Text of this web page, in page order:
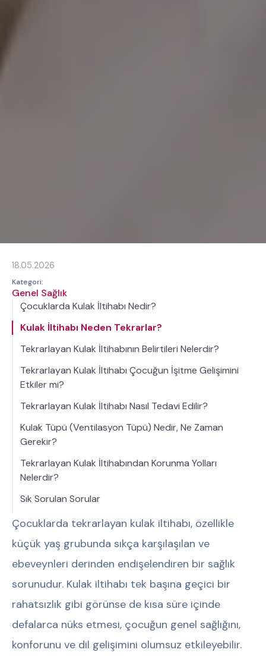
18.05.2026
Kategori:
Genel Sağlık
Çocuklarda Kulak İltihabı Nedir?
Kulak İltihabı Neden Tekrarlar?
Tekrarlayan Kulak İltihabının Belirtileri Nelerdir?
Tekrarlayan Kulak İltihabı Çocuğun İşitme Gelişimini
Etkiler mi?
Tekrarlayan Kulak İltihabı Nasıl Tedavi Edilir?
Kulak Tüpü (Ventilasyon Tüpü) Nedir, Ne Zaman
Gerekir?
Tekrarlayan Kulak İltihabından Korunma Yolları
Nelerdir?
Sık Sorulan Sorular
Çocuklarda tekrarlayan kulak iltihabı, özellikle
küçük yaş grubunda sıkça karşılaşılan ve
ebeveynleri derinden endişelendiren bir sağlık
sorunudur. Kulak iltihabı tek başına geçici bir
rahatsızlık gibi görünse de kısa süre içinde
defalarca nüks etmesi, çocuğun genel sağlığını,
konforunu ve dil gelişimini olumsuz etkileyebilir.